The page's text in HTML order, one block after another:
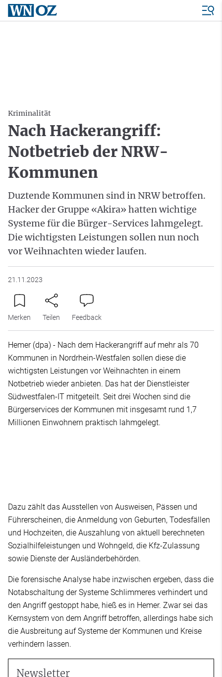
Kriminalität
Nach Hackerangriff:
Notbetrieb der NRW-
Kommunen
Duztende Kommunen sind in NRW betroffen.
Hacker der Gruppe «Akira» hatten wichtige
Systeme für die Bürger-Services lahmgelegt.
Die wichtigsten Leistungen sollen nun noch
vor Weihnachten wieder laufen.
21.11.2023
Merken Teilen Feedback
Hemer (dpa) - Nach dem Hackerangriff auf mehr als 70
Kommunen in Nordrhein-Westfalen sollen diese die
wichtigsten Leistungen vor Weihnachten in einem
Notbetrieb wieder anbieten. Das hat der Dienstleister
Südwestfalen-IT mitgeteilt. Seit drei Wochen sind die
Bürgerservices der Kommunen mit insgesamt rund 1,7
Millionen Einwohnern praktisch lahmgelegt.
Dazu zählt das Ausstellen von Ausweisen, Pässen und
Führerscheinen, die Anmeldung von Geburten, Todesfällen
und Hochzeiten, die Auszahlung von aktuell berechneten
Sozialhilfeleistungen und Wohngeld, die Kfz-Zulassung
sowie Dienste der Ausländerbehörden.
Die forensische Analyse habe inzwischen ergeben, dass die
Notabschaltung der Systeme Schlimmeres verhindert und
den Angriff gestoppt habe, hieß es in Hemer. Zwar sei das
Kernsystem von dem Angriff betroffen, allerdings habe sich
die Ausbreitung auf Systeme der Kommunen und Kreise
verhindern lassen.
Newsletter